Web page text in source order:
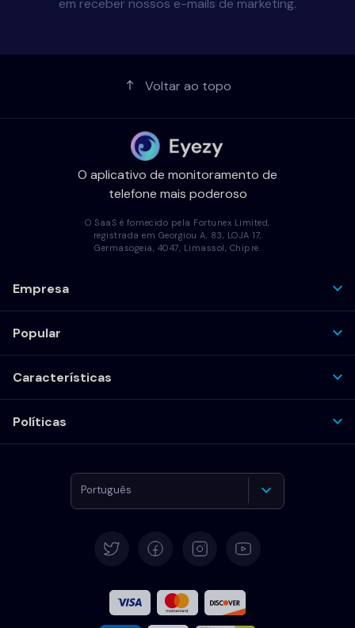
em receber nossos e-mails de marketing.
Voltar ao topo
O aplicativo de monitoramento de
telefone mais poderoso
O SaaS é fornecido pela Fortunex Limited,
registrada em Georgiou A, 83, LOJA 17,
Germasogeia, 4047, Limassol, Chipre.
Empresa
Popular
Características
Políticas
Português
Francês